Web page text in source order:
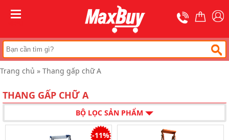
Trang
chủ
Thang
rút
Thang
Thang
bản
Trang chủ » Thang gấp chữ A
THANG GẤP CHỮ A
BỘ LỌC SẢN PHẨM
-11%